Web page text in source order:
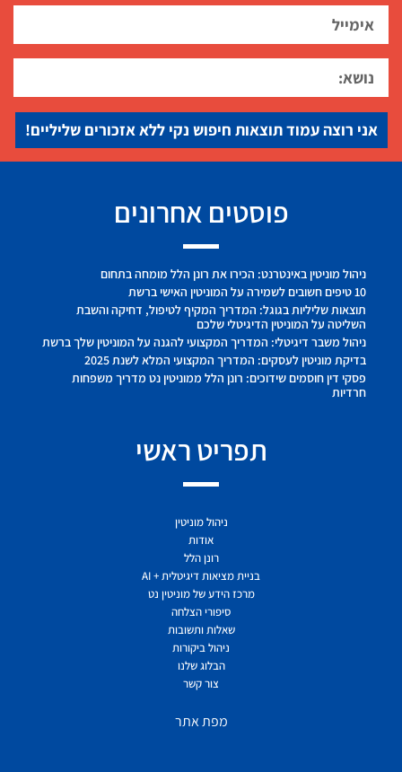
אני רוצה עמוד תוצאות חיפוש נקי ללא אזכורים שליליים!
פוסטים אחרונים
ניהול מוניטין באינטרנט: הכירו את רונן הלל מומחה בתחום
10 טיפים חשובים לשמירה על המוניטין האישי ברשת
תוצאות שליליות בגוגל: המדריך המקיף לטיפול, דחיקה והשבת
השליטה על המוניטין הדיגיטלי שלכם
ניהול משבר דיגיטלי: המדריך המקצועי להגנה על המוניטין שלך ברשת
בדיקת מוניטין לעסקים: המדריך המקצועי המלא לשנת 2025
פסקי דין חוסמים שידוכים: רונן הלל ממוניטין נט מדריך משפחות
חרדיות
תפריט ראשי
ניהול מוניטין
אודות
רונן הלל
בניית מציאות דיגיטלית + AI
מרכז הידע של מוניטין נט
סיפורי הצלחה
שאלות ותשובות
ניהול ביקורות
הבלוג שלנו
צור קשר
מפת אתר